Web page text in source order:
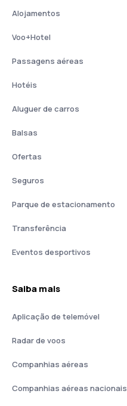
Alojamentos
Voo+Hotel
Passagens aéreas
Hotéis
Aluguer de carros
Balsas
Ofertas
Seguros
Parque de estacionamento
Transferência
Eventos desportivos
Saiba mais
Aplicação de telemóvel
Radar de voos
Companhias aéreas
Companhias aéreas nacionais